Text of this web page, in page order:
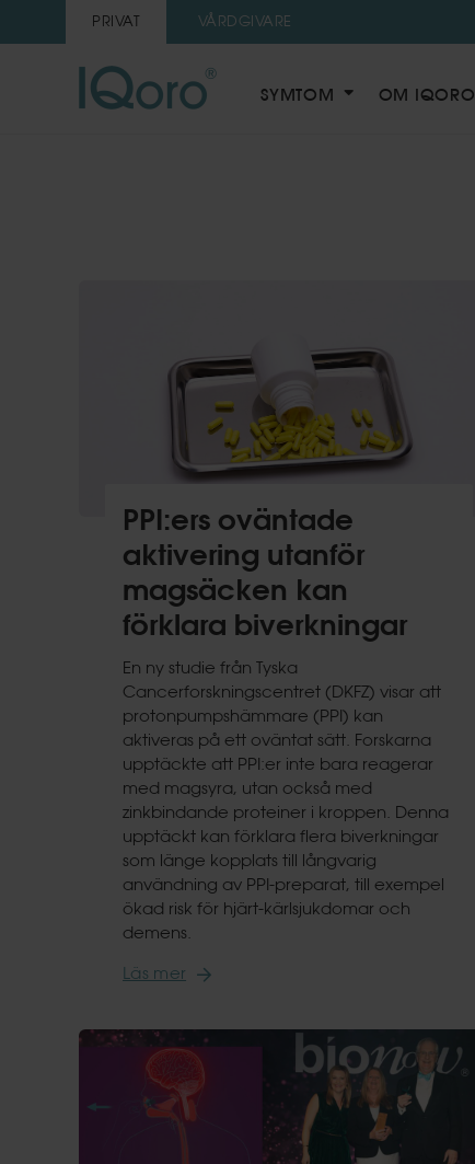
PRIVAT VÅRDGIVARE
SYMTOM OM IQORO
PPI:ers oväntade
aktivering utanför
magsäcken kan
förklara biverkningar
En ny studie från Tyska
Cancerforskningscentret (DKFZ) visar att
protonpumpshämmare (PPI) kan
aktiveras på ett oväntat sätt. Forskarna
upptäckte att PPI:er inte bara reagerar
med magsyra, utan också med
zinkbindande proteiner i kroppen. Denna
upptäckt kan förklara flera biverkningar
som länge kopplats till långvarig
användning av PPI-preparat, till exempel
ökad risk för hjärt-kärlsjukdomar och
demens.
Läs mer